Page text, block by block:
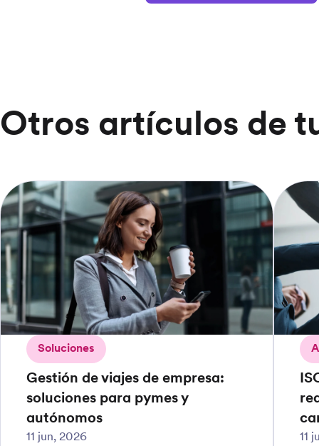
Otros artículos de
Soluciones
Gestión de viajes de empresa:
soluciones para pymes y
autónomos
11 jun, 2026 11